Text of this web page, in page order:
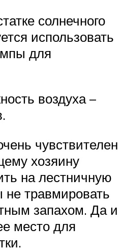
солнечного
использовать
для
воздуха –
чувствителен
хозяину
на лестничную
травмировать
запахом. Да и
место для